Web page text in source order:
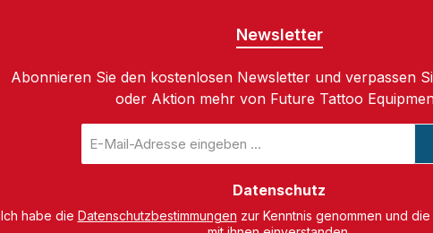
Newsletter
Abonnieren Sie den kostenlosen Newsletter und verpassen
oder Aktion mehr von Future Tattoo
Mail-
Adresse
Datenschutz
Ich habe die Datenschutzbestimmungen zur Kenntnis genommen und die